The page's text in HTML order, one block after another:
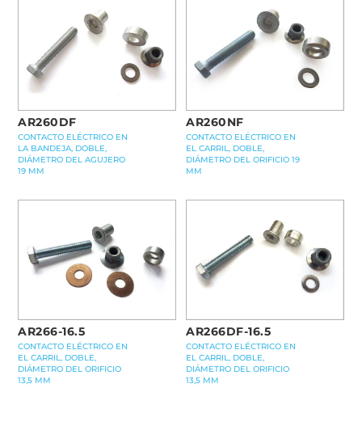
AR260DF
CONTACTO ELÉCTRICO EN
LA BANDEJA, DOBLE,
DIÁMETRO DEL AGUJERO
19 MM
AR260NF
CONTACTO ELÉCTRICO EN
EL CARRIL, DOBLE,
DIÁMETRO DEL ORIFICIO 19
MM
AR266-16.5
CONTACTO ELÉCTRICO EN
EL CARRIL, DOBLE,
DIÁMETRO DEL ORIFICIO
13,5 MM
AR266DF-16.5
CONTACTO ELÉCTRICO EN
EL CARRIL, DOBLE,
DIÁMETRO DEL ORIFICIO
13,5 MM